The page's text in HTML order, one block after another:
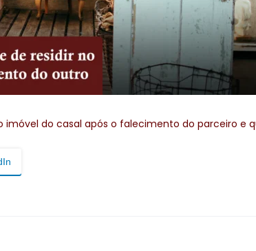
do casal após o falecimento do parceiro e